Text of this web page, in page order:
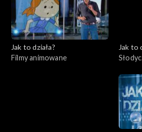
Jak to działa?
Filmy animowane
Jak to